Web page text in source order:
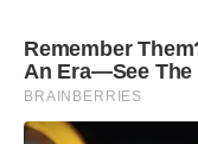
Remember
An Era—See
BRAINBERRIES